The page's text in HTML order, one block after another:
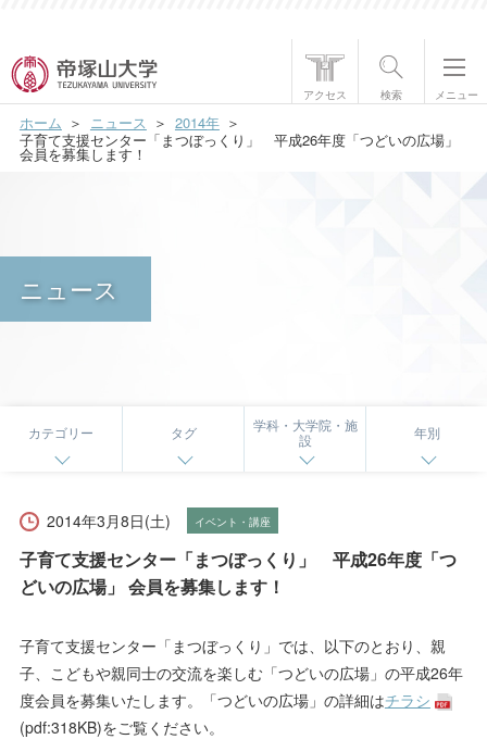
アクセス 検索 メニュー
帝塚山大学について
学部・大学院
研究・社会貢献
保護者の方へ 卒業生の方へ
English 資料請求 お問い合わせ
ホーム ニュース
2014年
子育て支援センター「まつぼっくり」 平成26年度「つどいの広場」
会員を募集します！
ニュース
カテゴリー タグ
学科・大学院・施
設
年別
2014年3月8日(土) イベント・講座
子育て支援センター「まつぼっくり」 平成26年度「つ
どいの広場」 会員を募集します！
子育て支援センター「まつぼっくり」では、以下のとおり、親
子、こどもや親同士の交流を楽しむ「つどいの広場」の平成26年
度会員を募集いたします。「つどいの広場」の詳細はチラシ
(pdf:318KB)をご覧ください。